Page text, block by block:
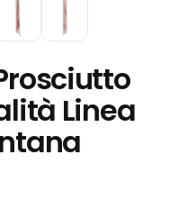
Linea